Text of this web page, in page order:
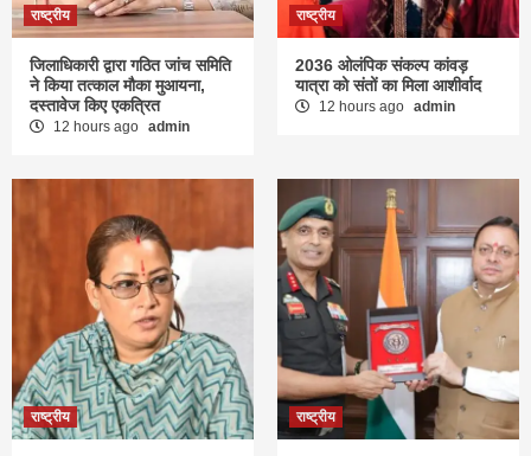
राष्ट्रीय
जिलाधिकारी द्वारा गठित जांच समिति
ने किया तत्काल मौका मुआयना,
दस्तावेज किए एकत्रित
12 hours ago admin
राष्ट्रीय
2036 ओलंपिक संकल्प कांवड़
यात्रा को संतों का मिला आशीर्वाद
12 hours ago admin
राष्ट्रीय राष्ट्रीय